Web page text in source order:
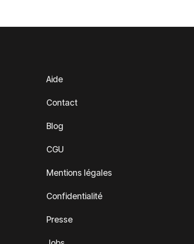
Aide
Contact
Blog
CGU
Mentions légales
Confidentialité
Presse